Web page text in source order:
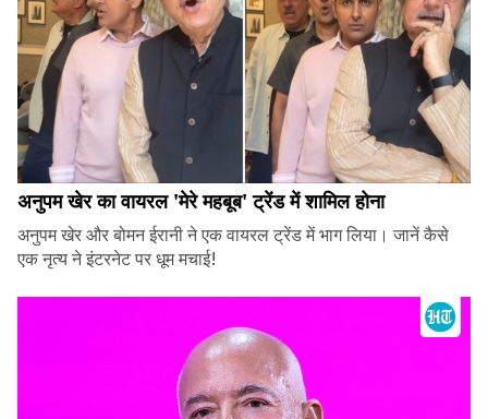
अनुपम खेर का वायरल 'मेरे महबूब' ट्रेंड में शामिल होना
अनुपम खेर और बोमन ईरानी ने एक वायरल ट्रेंड में भाग लिया। जानें कैसे
एक नृत्य ने इंटरनेट पर धूम मचाई!